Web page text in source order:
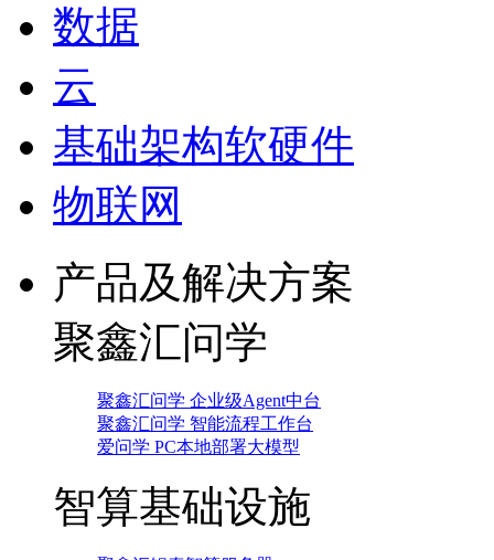
数据
云
基础架构软硬件
物联网
产品及解决方案
聚鑫汇问学
聚鑫汇问学 企业级Agent中台
聚鑫汇问学 智能流程工作台
爱问学 PC本地部署大模型
智算基础设施